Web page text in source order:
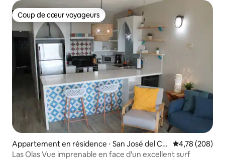
Coup de cœur voyageurs
Coup de cœur voyageurs
Appartement en résidence ⋅ San José del Ca
bo
Évaluation
4,78 (208)
Las Olas Vue imprenable en face d'un excellent surf